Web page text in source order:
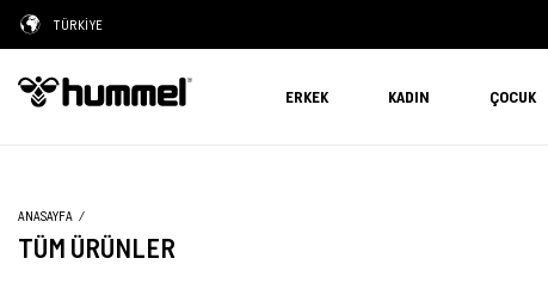
TÜRKİYE
ERKEK KADIN ÇOCUK
ANASAYFA
TÜM ÜRÜNLER